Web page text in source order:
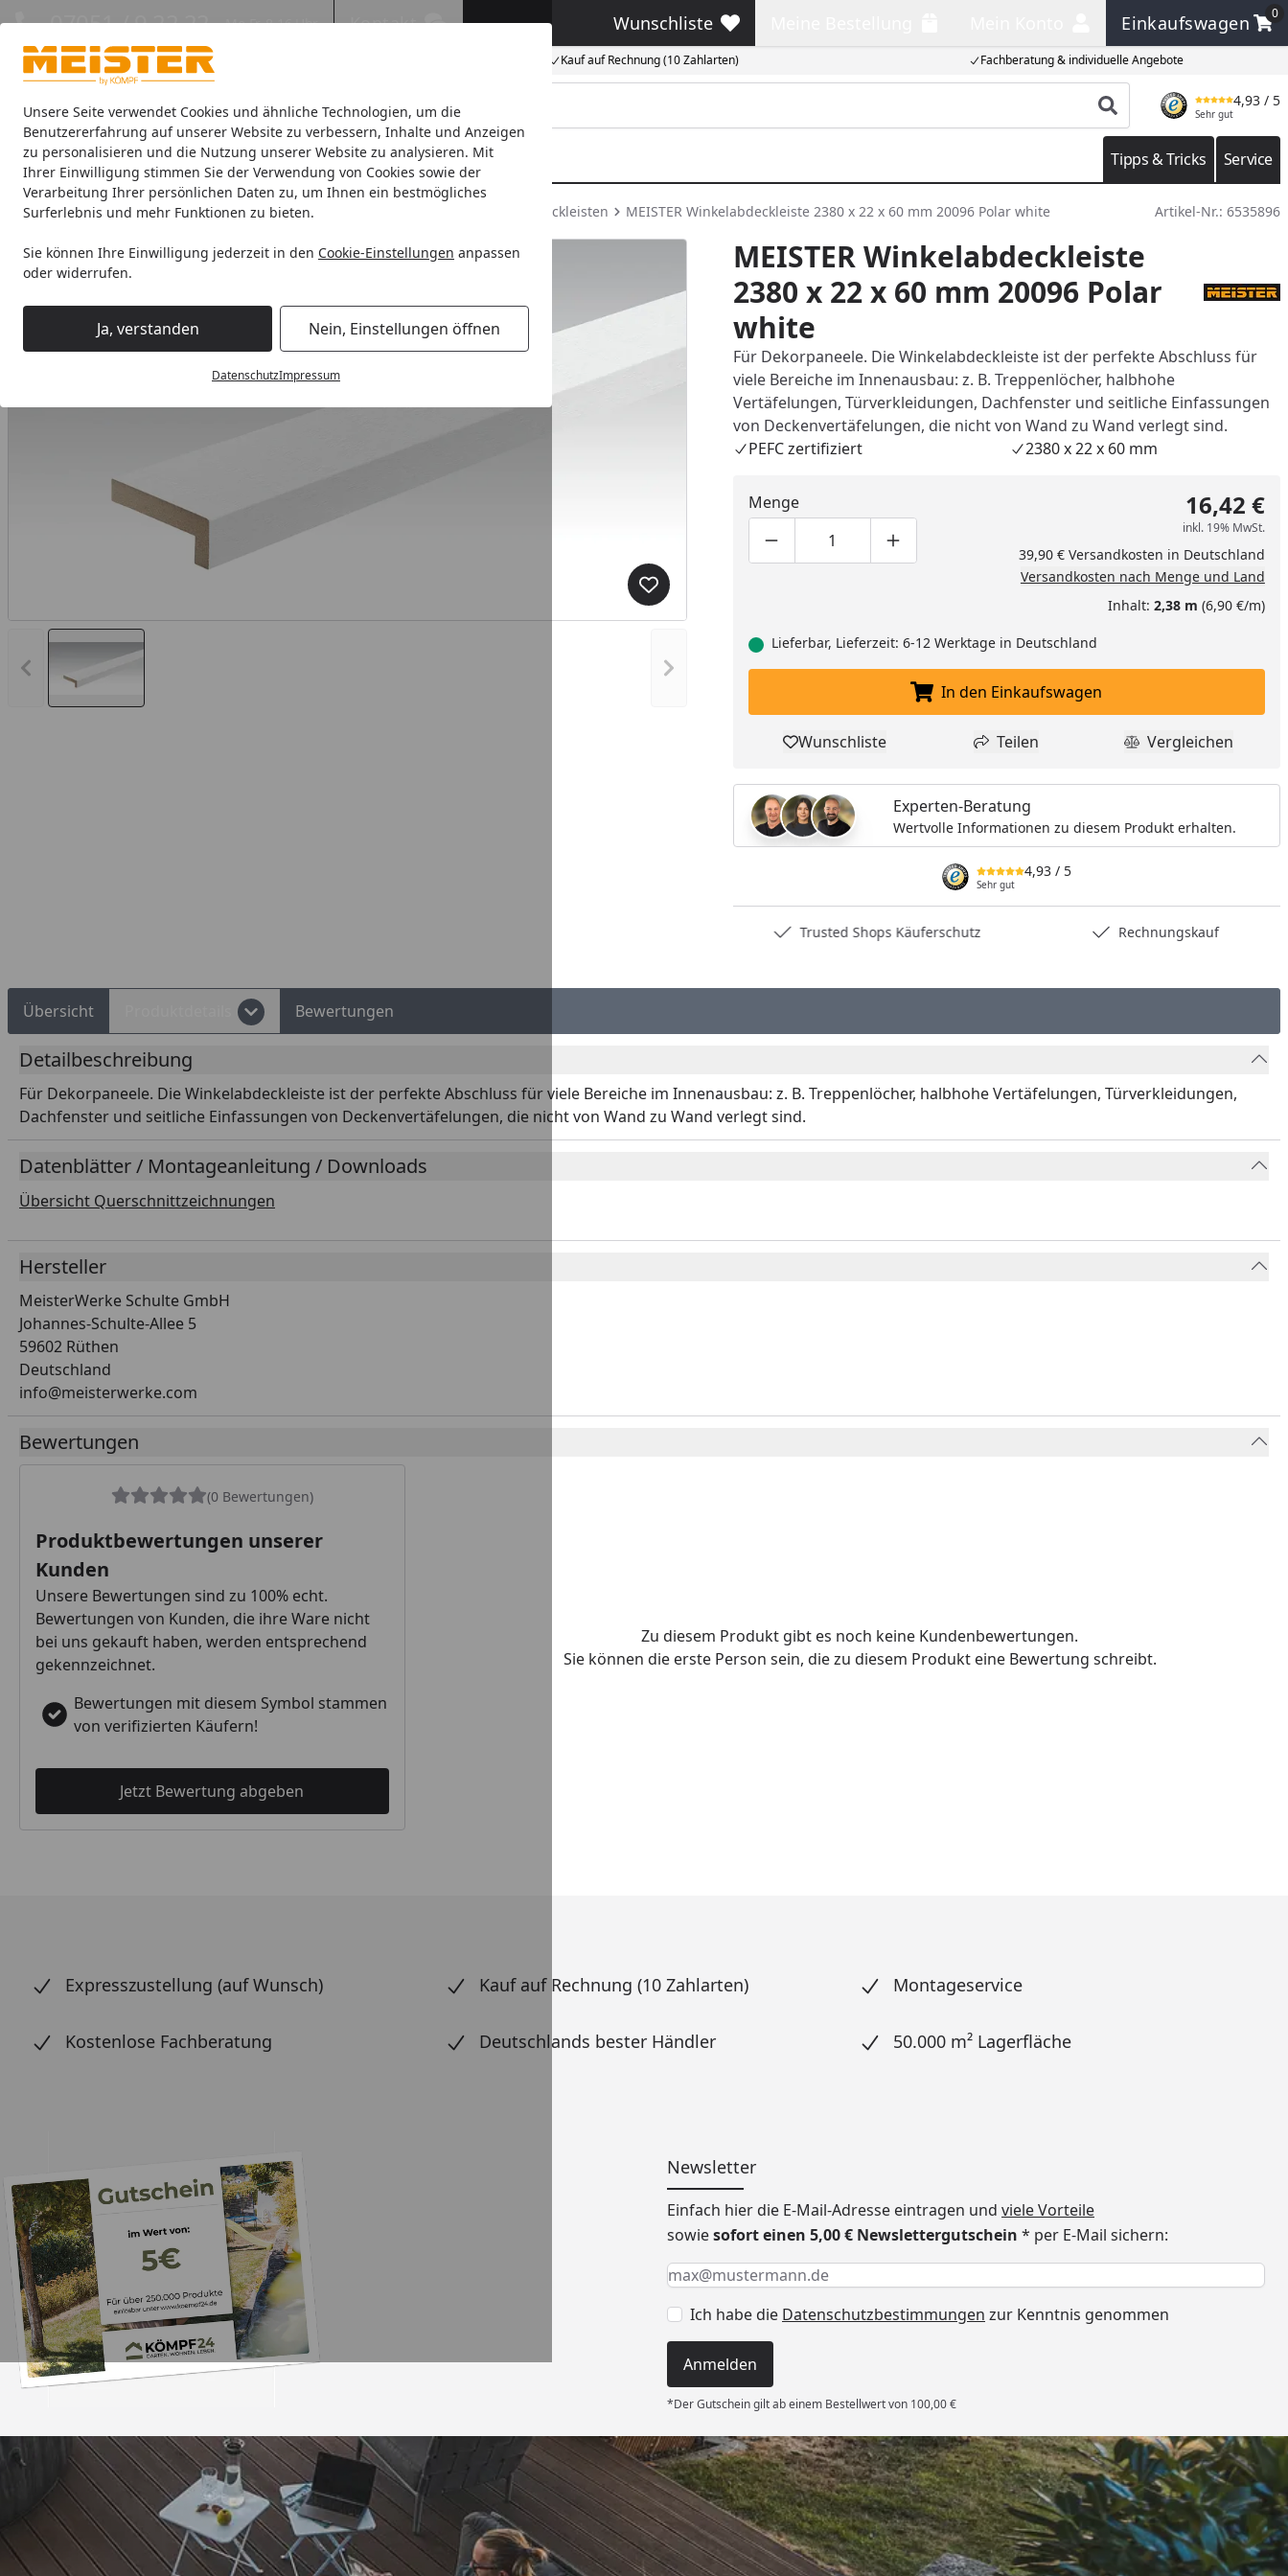
Unsere Seite verwendet Cookies und ähnliche Technologien, um die
Benutzererfahrung auf unserer Website zu verbessern, Inhalte und Anzeigen
zu personalisieren und die Nutzung unserer Website zu analysieren. Mit
Ihrer Einwilligung stimmen Sie der Verwendung von Cookies sowie der
Verarbeitung Ihrer persönlichen Daten zu, um Ihnen ein bestmögliches
Surferlebnis und mehr Funktionen zu bieten.
Sie können Ihre Einwilligung jederzeit in den Cookie-Einstellungen anpassen
oder widerrufen.
Ja, verstanden Nein, Einstellungen öffnen
DatenschutzImpressum
Eigene Montage-Teams Kauf auf Rechnung (10 Zahlarten) Fachberatung & individuelle Angebote
07051 / 9 22 22 Mo-Fr. 8-16 Uhr Kontakt Wunschliste
Wunschliste Einkaufswagen
0
Einkaufswagen
Produkt suchen
4,93 / 5
Sehr gut
Böden Paneele Leisten Zubehör Sale & Aktionswaren Tipps & Tricks Service
Leisten Meister Deckenleisten Meister Winkelabdeckleisten Meister Abdeckleisten MEISTER Winkelabdeckleiste 2380 x 22 x 60 mm 20096 Polar white Artikel-Nr.: 6535896
Vorheriges Bild anzeigen Nächstes Bild anzeigen
Produkt zur Wunschliste hinzufügen
MEISTER Winkelabdeckleiste
2380 x 22 x 60 mm 20096 Polar
white
Für Dekorpaneele. Die Winkelabdeckleiste ist der perfekte Abschluss für
viele Bereiche im Innenausbau: z. B. Treppenlöcher, halbhohe
Vertäfelungen, Türverkleidungen, Dachfenster und seitliche Einfassungen
von Deckenvertäfelungen, die nicht von Wand zu Wand verlegt sind.
PEFC zertifiziert
2380 x 22 x 60 mm
Menge
Produktmenge um eins verringern
Produktmenge manuell eingeben
Produktmenge um eins erhöhen
16,42 €
inkl. 19% MwSt.
39,90 € Versandkosten in Deutschland
Versandkosten nach Menge und Land
Inhalt: 2,38 m (6,90 €/m)
Lieferbar, Lieferzeit: 6-12 Werktage in Deutschland
In den Einkaufswagen legen
In den Einkaufswagen
Produkt zur Wunschliste hinzufügen
Wunschliste Teilen
Teilen Produkt
Vergleichen
Experten-Beratung
Wertvolle Informationen zu diesem Produkt erhalten.
4,93 / 5
Sehr gut
Trusted Shops Käuferschutz Rechnungskauf
Übersicht Bewertungen
Detailbeschreibung
Für Dekorpaneele. Die Winkelabdeckleiste ist der perfekte Abschluss für viele Bereiche im Innenausbau: z. B. Treppenlöcher, halbhohe Vertäfelungen, Türverkleidungen,
Dachfenster und seitliche Einfassungen von Deckenvertäfelungen, die nicht von Wand zu Wand verlegt sind.
Datenblätter / Montageanleitung / Downloads
Übersicht Querschnittzeichnungen
Hersteller
MeisterWerke Schulte GmbH
Johannes-Schulte-Allee 5
59602 Rüthen
Deutschland
info@meisterwerke.com
Bewertungen
(0 Bewertungen)
Produktbewertungen unserer
Kunden
Unsere Bewertungen sind zu 100% echt.
Bewertungen von Kunden, die ihre Ware nicht
bei uns gekauft haben, werden entsprechend
gekennzeichnet.
Bewertungen mit diesem Symbol stammen
von verifizierten Käufern!
Jetzt Bewertung abgeben
Zu diesem Produkt gibt es noch keine Kundenbewertungen.
Sie können die erste Person sein, die zu diesem Produkt eine Bewertung schreibt.
Expresszustellung (auf Wunsch) Kauf auf Rechnung (10 Zahlarten) Montageservice
Kostenlose Fachberatung Deutschlands bester Händler 50.000 m² Lagerfläche
Newsletter
Einfach hier die E-Mail-Adresse eintragen und viele Vorteile
sowiesofort einen 5,00 € Newslettergutschein * per E-Mail sichern:
Keine Eingabe erforderlich
Eingabe erforderlich
E-Mail *
Ich habe die Datenschutzbestimmungen zur Kenntnis genommen
Anmelden
*Der Gutschein gilt ab einem Bestellwert von 100,00 €
Trusted Shops
„Schnelle Lieferung und gut
verpackt. Gerne wieder!“
Versand